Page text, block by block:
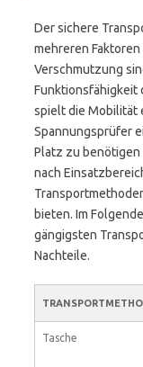
Der sichere
mehreren
Verschmutzung
Funktionsfähigkeit
spielt die Mobilität
Spannungsprüfer
Platz zu benötigen
nach
bieten. Im
gängigsten
Nachteile.
Tasche